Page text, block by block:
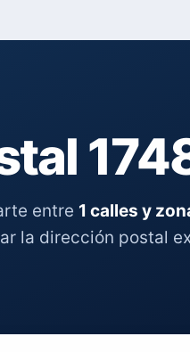
entre 1 calles y
la dirección postal